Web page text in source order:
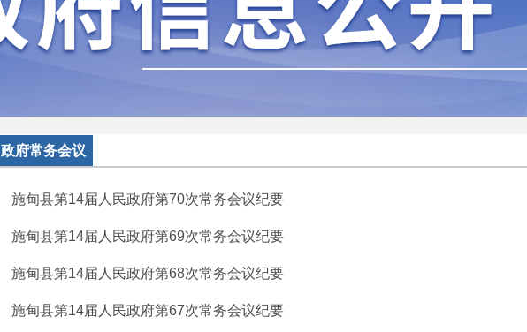
政府常务会议
施甸县第14届人民政府第70次常务会议纪要
施甸县第14届人民政府第69次常务会议纪要
施甸县第14届人民政府第68次常务会议纪要
施甸县第14届人民政府第67次常务会议纪要